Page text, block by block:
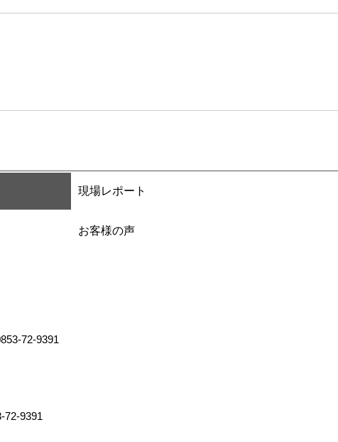
現場レポート
お客様の声
72-9391
72-9391